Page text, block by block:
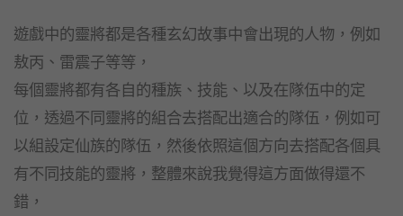
遊戲中的靈將都是各種玄幻故事中會出現的人物，例如
敖丙、雷震子等等，
每個靈將都有各自的種族、技能、以及在隊伍中的定
位，透過不同靈將的組合去搭配出適合的隊伍，例如可
以組設定仙族的隊伍，然後依照這個方向去搭配各個具
有不同技能的靈將，整體來說我覺得這方面做得還不
錯，